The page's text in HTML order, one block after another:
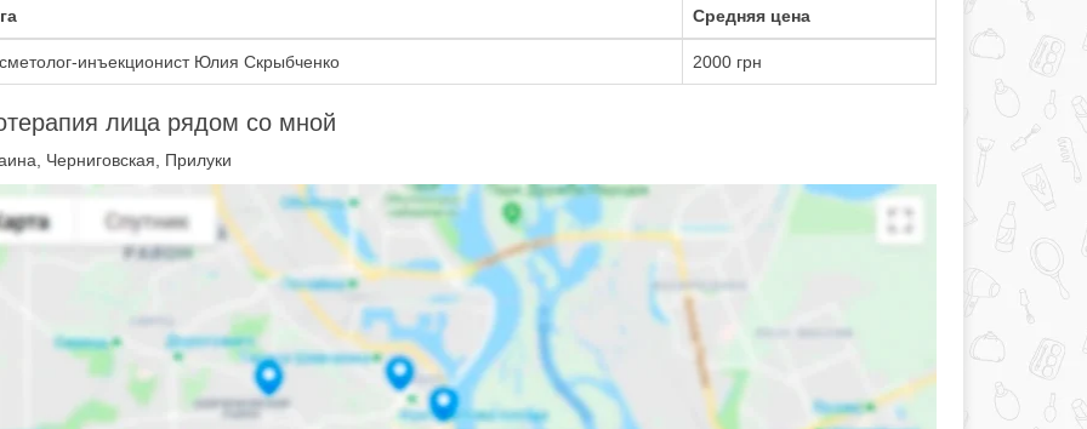
Средняя цена
инъекционист Юлия Скрыбченко 2000 грн
лица рядом со мной
Черниговская, Прилуки